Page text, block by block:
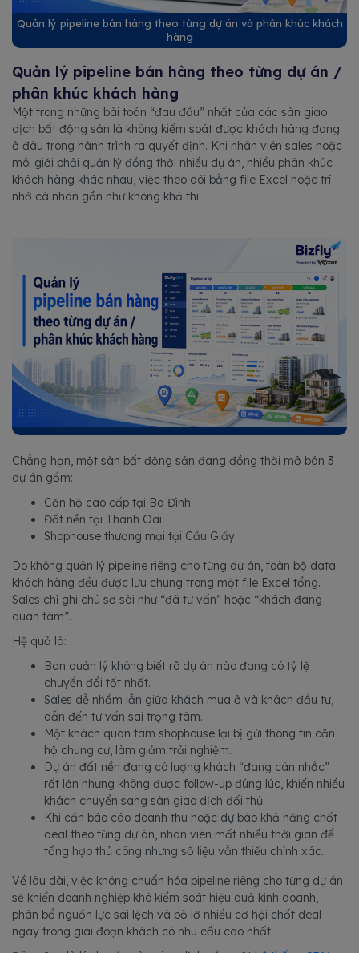
Quản lý pipeline bán hàng theo từng dự án và phân khúc khách
hàng
Quản lý pipeline bán hàng theo từng dự án /
phân khúc khách hàng
Một trong những bài toán “đau đầu” nhất của các sàn giao
dịch bất động sản là không kiểm soát được khách hàng đang
ở đâu trong hành trình ra quyết định. Khi nhân viên sales hoặc
môi giới phải quản lý đồng thời nhiều dự án, nhiều phân khúc
khách hàng khác nhau, việc theo dõi bằng file Excel hoặc trí
nhớ cá nhân gần như không khả thi.
Chẳng hạn, một sàn bất động sản đang đồng thời mở bán 3
dự án gồm:
Căn hộ cao cấp tại Ba Đình
Đất nền tại Thanh Oai
Shophouse thương mại tại Cầu Giấy
Do không quản lý pipeline riêng cho từng dự án, toàn bộ data
khách hàng đều được lưu chung trong một file Excel tổng.
Sales chỉ ghi chú sơ sài như “đã tư vấn” hoặc “khách đang
quan tâm”.
Hệ quả là:
Ban quản lý không biết rõ dự án nào đang có tỷ lệ
chuyển đổi tốt nhất.
Sales dễ nhầm lẫn giữa khách mua ở và khách đầu tư,
dẫn đến tư vấn sai trọng tâm.
Một khách quan tâm shophouse lại bị gửi thông tin căn
hộ chung cư, làm giảm trải nghiệm.
Dự án đất nền đang có lượng khách “đang cân nhắc”
rất lớn nhưng không được follow-up đúng lúc, khiến nhiều
khách chuyển sang sàn giao dịch đối thủ.
Khi cần báo cáo doanh thu hoặc dự báo khả năng chốt
deal theo từng dự án, nhân viên mất nhiều thời gian để
tổng hợp thủ công nhưng số liệu vẫn thiếu chính xác.
Về lâu dài, việc không chuẩn hóa pipeline riêng cho từng dự án
sẽ khiến doanh nghiệp khó kiểm soát hiệu quả kinh doanh,
phân bổ nguồn lực sai lệch và bỏ lỡ nhiều cơ hội chốt deal
ngay trong giai đoạn khách có nhu cầu cao nhất.